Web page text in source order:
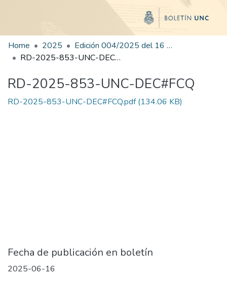
Home 2025
Edición 004/2025 del 16 de junio de 2025
RD-2025-853-UNC-DEC#FCQ
RD-2025-853-UNC-DEC#FCQ
RD-2025-853-UNC-DEC#FCQ.pdf(134.06 KB)
Fecha de publicación en boletín
2025-06-16